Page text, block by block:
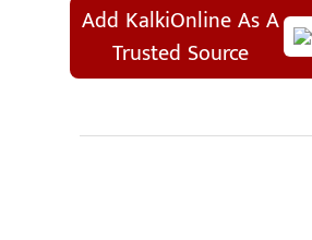
Add KalkiOnline As A
Trusted Source